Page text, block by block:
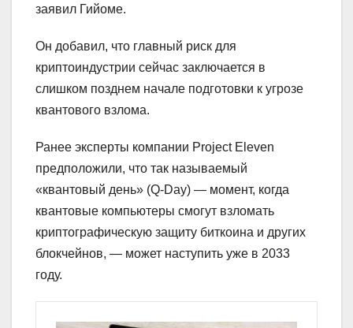
заявил Гийоме.
Он добавил, что главный риск для
криптоиндустрии сейчас заключается в
слишком позднем начале подготовки к угрозе
квантового взлома.
Ранее эксперты компании Project Eleven
предположили, что так называемый
«квантовый день» (Q-Day) — момент, когда
квантовые компьютеры смогут взломать
криптографическую защиту биткоина и других
блокчейнов, — может наступить уже в 2033
году.